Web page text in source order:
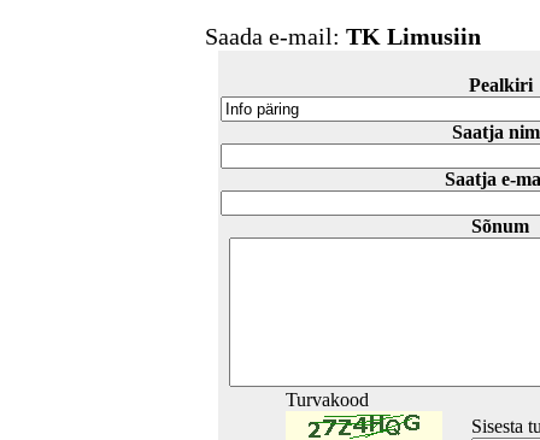
Saada e-mail: TK Limusiin
Pealkiri
Saatja
Saatja e-
Sõnum
Turvakood
Sisesta